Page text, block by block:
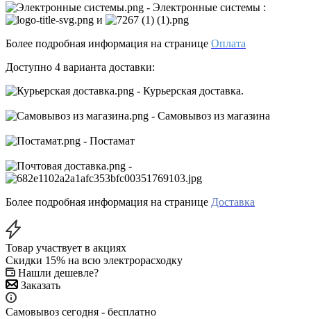
- Электронные системы :
и
Более подробная информация на странице Оплата
Доступно 4 варианта доставки:
- Курьерская доставка.
- Самовывоз из магазина
- Постамат
-
Более подробная информация на странице Доставка
Товар участвует в акциях
Скидки 15% на всю электрорасходку
Нашли дешевле?
Заказать
Самовывоз сегодня - бесплатно